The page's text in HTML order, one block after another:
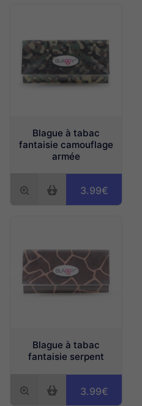
Blague à tabac
fantaisie camouflage
armée
3.99€
Blague à tabac
fantaisie serpent
3.99€